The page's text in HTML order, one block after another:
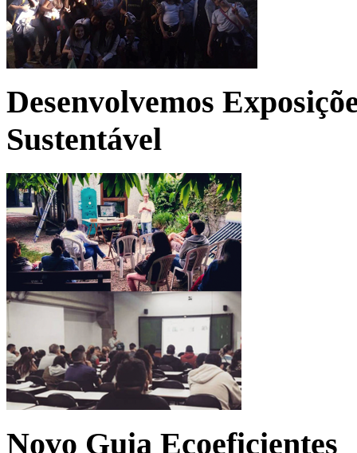
Desenvolvemos
Sustentável
Novo Guia Ecoeficientes